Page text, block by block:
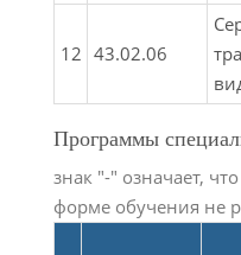
12 43.02.06
Программы
знак "-" означает,
форме обучения не